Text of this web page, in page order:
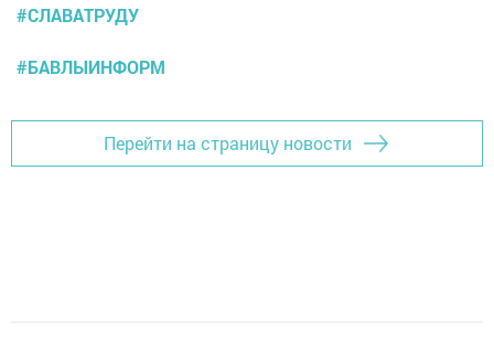
#СЛАВАТРУДУ
#БАВЛЫИНФОРМ
Перейти на страницу новости